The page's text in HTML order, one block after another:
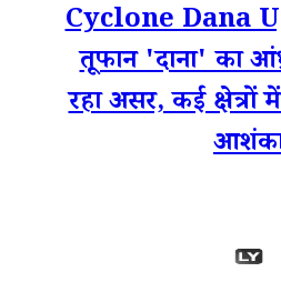
Cyclone Dana
तूफान 'दाना' का
रहा असर, कई क्षेत्रों